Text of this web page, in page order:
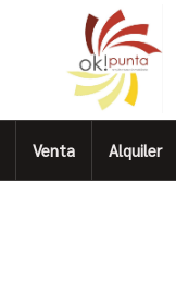
Venta Alquiler